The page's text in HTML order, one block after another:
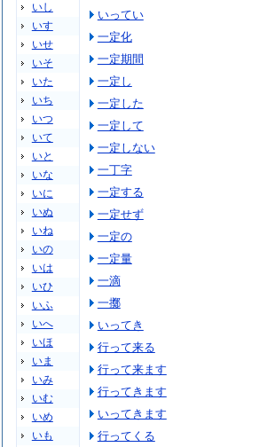
いし
いす
いせ
いそ
いた
いち
いつ
いて
いと
いな
いに
いぬ
いね
いの
いは
いひ
いふ
いへ
いほ
いま
いみ
いむ
いめ
いも
いってい
一定化
一定期間
一定し
一定した
一定して
一定しない
一丁字
一定する
一定せず
一定の
一定量
一滴
一擲
いってき
行って来る
行って来ます
行ってきます
いってきます
行ってくる